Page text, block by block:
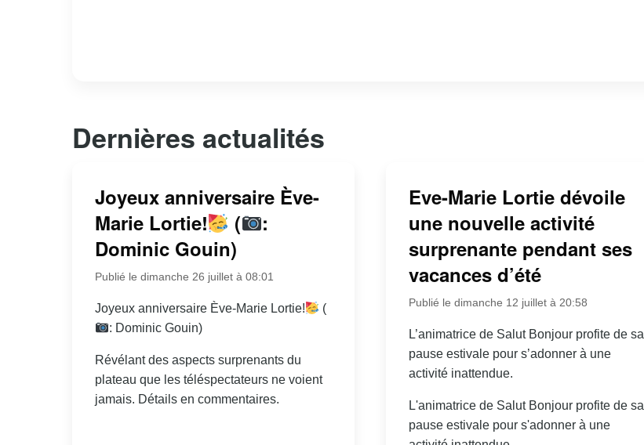
Dernières actualités
Joyeux anniversaire Ève-
Marie Lortie!
(
:
Dominic Gouin)
Publié le dimanche 26 juillet à 08:01
Joyeux anniversaire Ève-Marie Lortie!
(
: Dominic Gouin)
Révélant des aspects surprenants du
plateau que les téléspectateurs ne voient
jamais. Détails en commentaires.
Eve-Marie Lortie dévoile
une nouvelle activité
surprenante pendant ses
vacances d’été
Publié le dimanche 12 juillet à 20:58
L’animatrice de Salut Bonjour profite de sa
pause estivale pour s’adonner à une
activité inattendue.
L'animatrice de Salut Bonjour profite de sa
pause estivale pour s'adonner à une